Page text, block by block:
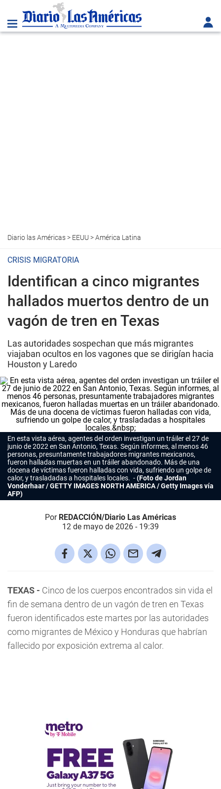
Diario las Américas> EEUU >América Latina
CRISIS MIGRATORIA
Identifican a cinco migrantes
hallados muertos dentro de un
vagón de tren en Texas
Las autoridades sospechan que más migrantes
viajaban ocultos en los vagones que se dirigían hacia
Houston y Laredo
En esta vista aérea, agentes del orden investigan un tráiler el 27 de
junio de 2022 en San Antonio, Texas. Según informes, al menos 46
personas, presuntamente trabajadores migrantes mexicanos,
fueron halladas muertas en un tráiler abandonado. Más de una
docena de víctimas fueron halladas con vida, sufriendo un golpe de
calor, y trasladadas a hospitales locales.
(Foto de Jordan
Vonderhaar / GETTY IMAGES NORTH AMERICA / Getty Images vía
AFP)
Por REDACCIÓN/Diario Las Américas
12 de mayo de 2026 - 19:39
TEXAS - Cinco de los cuerpos encontrados sin vida el
fin de semana dentro de un vagón de tren en Texas
fueron identificados este martes por las autoridades
como migrantes de México y Honduras que habrían
fallecido por exposición extrema al calor.